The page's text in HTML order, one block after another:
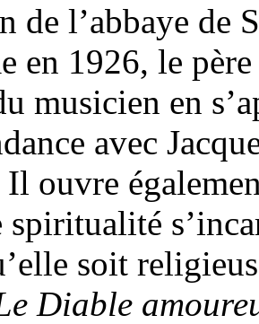
de l’abbaye de
en 1926, le
musicien en
avec
ouvre
spiritualité
soit
Diable